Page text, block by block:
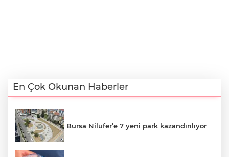
En Çok Okunan Haberler
Bursa Nilüfer’e 7 yeni park kazandırılıyor